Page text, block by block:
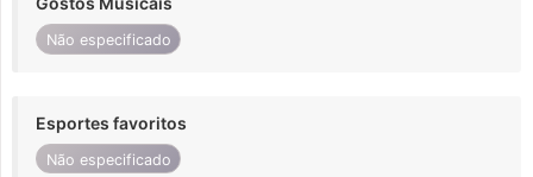
Não especificado
Esportes favoritos
Não especificado